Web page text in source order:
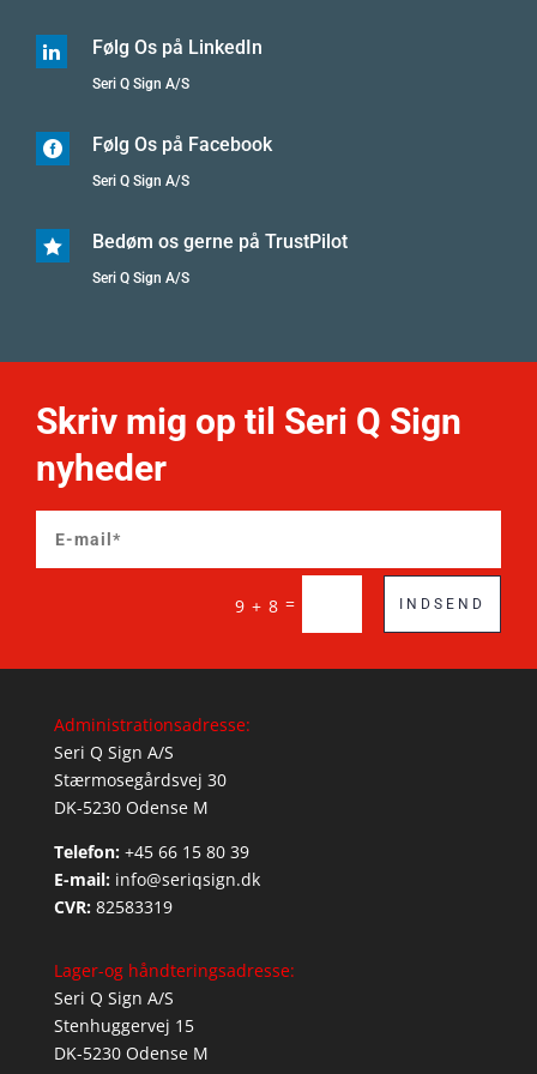
 Følg Os på LinkedIn
Seri Q Sign A/S
 Følg Os på Facebook
Seri Q Sign A/S
 Bedøm os gerne på TrustPilot
Seri Q Sign A/S
Skriv mig op til Seri Q Sign
nyheder
9 + 8 = INDSEND
Administrationsadresse:
Seri Q Sign A/S
Stærmosegårdsvej 30
DK-5230 Odense M
Telefon: +45 66 15 80 39
E-mail: info@seriqsign.dk
CVR: 82583319
Lager-og håndteringsadresse:
Seri Q Sign A/S
Stenhuggervej 15
DK-5230 Odense M